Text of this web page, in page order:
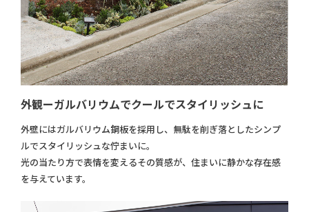
外観ーガルバリウムでクールでスタイリッシュに
外壁にはガルバリウム鋼板を採用し、無駄を削ぎ落としたシンプ
ルでスタイリッシュな佇まいに。
光の当たり方で表情を変えるその質感が、住まいに静かな存在感
を与えています。